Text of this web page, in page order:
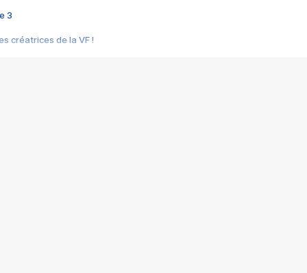
3
créatrices de la VF !